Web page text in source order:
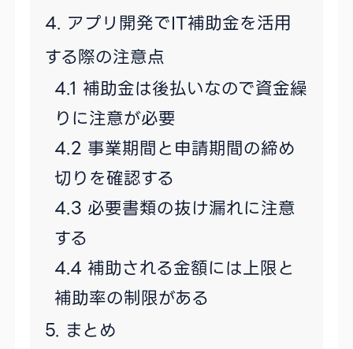
アプリ開発でIT補助金を活用
する際の注意点
補助金は後払いなので資金繰
りに注意が必要
事業期間と申請期間の締め
切りを確認する
必要書類の抜け漏れに注意
する
補助される金額には上限と
補助率の制限がある
まとめ